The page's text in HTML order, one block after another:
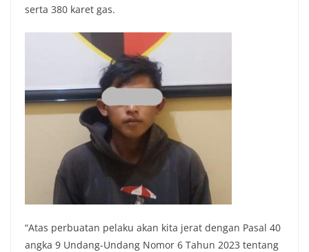
serta 380 karet gas.
“Atas perbuatan pelaku akan kita jerat dengan Pasal 40
angka 9 Undang-Undang Nomor 6 Tahun 2023 tentang